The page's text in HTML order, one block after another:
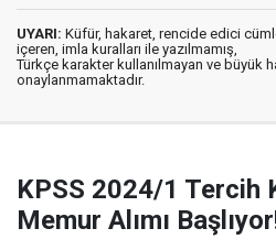
UYARI: Küfür, hakaret, rencide edici
içeren, imla kuralları ile yazılmamış,
Türkçe karakter kullanılmayan ve büyük
onaylanmamaktadır.
KPSS 2024/1 Tercih
Memur Alımı